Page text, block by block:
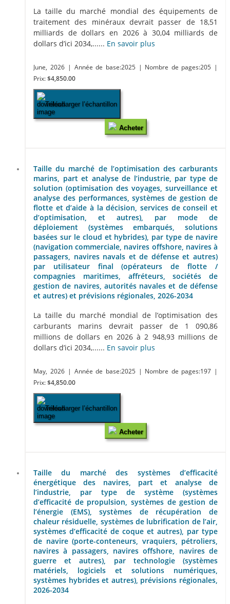
La taille du marché mondial des équipements de
traitement des minéraux devrait passer de 18,51
milliards de dollars en 2026 à 30,04 milliards de
dollars d’ici 2034,...... En savoir plus
June, 2026 | Année de base:2025 | Nombre de pages:205 |
Prix: $4,850.00
Télécharger l’échantillon
Acheter
Taille du marché de l’optimisation des carburants
marins, part et analyse de l’industrie, par type de
solution (optimisation des voyages, surveillance et
analyse des performances, systèmes de gestion de
flotte et d’aide à la décision, services de conseil et
d’optimisation, et autres), par mode de
déploiement (systèmes embarqués, solutions
basées sur le cloud et hybrides), par type de navire
(navigation commerciale, navires offshore, navires à
passagers, navires navals et de défense et autres)
par utilisateur final (opérateurs de flotte /
compagnies maritimes, affréteurs, sociétés de
gestion de navires, autorités navales et de défense
et autres) et prévisions régionales, 2026-2034
La taille du marché mondial de l’optimisation des
carburants marins devrait passer de 1 090,86
millions de dollars en 2026 à 2 948,93 millions de
dollars d’ici 2034,...... En savoir plus
May, 2026 | Année de base:2025 | Nombre de pages:197 |
Prix: $4,850.00
Télécharger l’échantillon
Acheter
Taille du marché des systèmes d’efficacité
énergétique des navires, part et analyse de
l’industrie, par type de système (systèmes
d’efficacité de propulsion, systèmes de gestion de
l’énergie (EMS), systèmes de récupération de
chaleur résiduelle, systèmes de lubrification de l’air,
systèmes d’efficacité de coque et autres), par type
de navire (porte-conteneurs, vraquiers, pétroliers,
navires à passagers, navires offshore, navires de
guerre et autres), par technologie (systèmes
matériels, logiciels et solutions numériques,
systèmes hybrides et autres), prévisions régionales,
2026-2034